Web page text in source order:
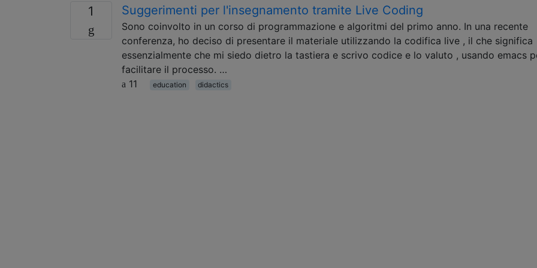
1 Suggerimenti per l'insegnamento tramite Live Coding
Sono coinvolto in un corso di programmazione e algoritmi del primo anno. In una recente
conferenza, ho deciso di presentare il materiale utilizzando la codifica live , il che significa
essenzialmente che mi siedo dietro la tastiera e scrivo codice e lo valuto , usando emacs
facilitare il processo. …
11
education didactics